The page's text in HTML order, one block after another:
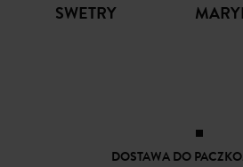
SWETRY
DOSTAWA DO